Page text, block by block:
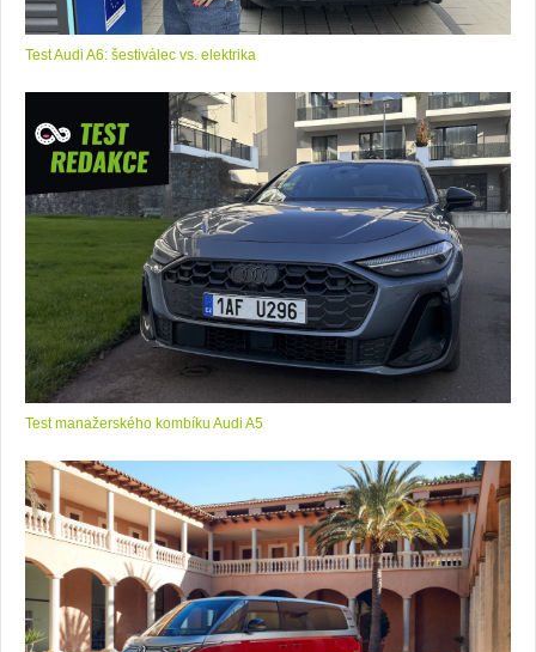
Test Audi A6: šestiválec vs. elektrika
Test manažerského kombíku Audi A5